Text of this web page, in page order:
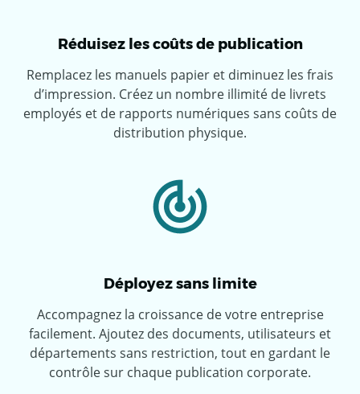
Réduisez les coûts de publication
Remplacez les manuels papier et diminuez les frais
d’impression. Créez un nombre illimité de livrets
employés et de rapports numériques sans coûts de
distribution physique.
Déployez sans limite
Accompagnez la croissance de votre entreprise
facilement. Ajoutez des documents, utilisateurs et
départements sans restriction, tout en gardant le
contrôle sur chaque publication corporate.